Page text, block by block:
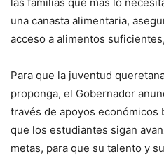
una canasta alimentaria,
acceso a alimentos
Para que la juventud
proponga, el Gobernador
través de apoyos económicos
que los estudiantes sigan
metas, para que su talento y